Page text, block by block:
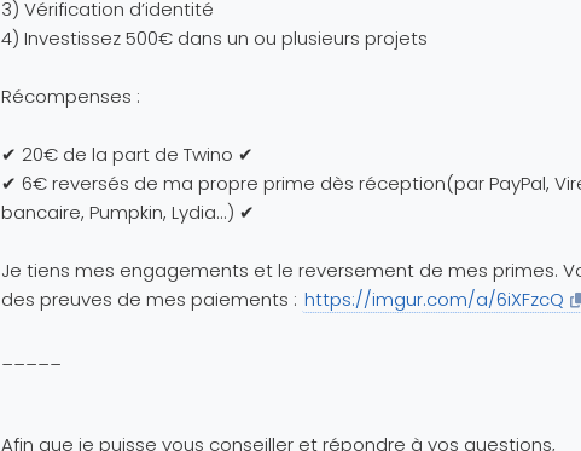
3) Vérification d’identité
4) Investissez 500€ dans un ou plusieurs projets
Récompenses :
✔ 20€ de la part de Twino ✔
✔ 6€ reversés de ma propre prime dès réception(par PayPal,
bancaire, Pumpkin, Lydia...) ✔
Je tiens mes engagements et le reversement de mes primes.
des preuves de mes paiements : https://imgur.com/a/6iXFzcQ
Afin que je puisse vous conseiller et répondre à vos questions,